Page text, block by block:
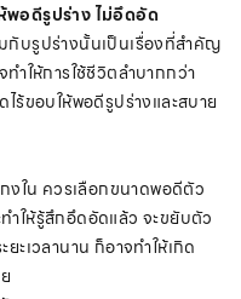
พอดีรูปร่าง ไม่อึดอัด
กับรูปร่างนั้นเป็นเรื่องที่สำคัญ
ทำให้การใช้ชีวิตลำบากกว่า
ไร้ขอบให้พอดีรูปร่างและสบาย
ใน ควรเลือกขนาดพอดีตัว
ำให้รู้สึกอึดอัดแล้ว จะขยับตัว
ะเวลานาน ก็อาจทำให้เกิด